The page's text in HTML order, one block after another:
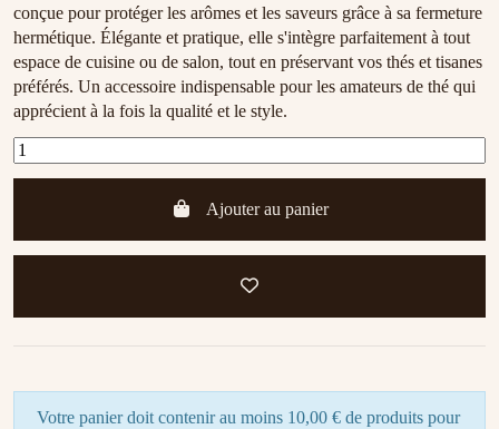
conçue pour protéger les arômes et les saveurs grâce à sa fermeture
hermétique. Élégante et pratique, elle s'intègre parfaitement à tout
espace de cuisine ou de salon, tout en préservant vos thés et tisanes
préférés. Un accessoire indispensable pour les amateurs de thé qui
apprécient à la fois la qualité et le style.
Ajouter au panier
Votre panier doit contenir au moins 10,00 € de produits pour